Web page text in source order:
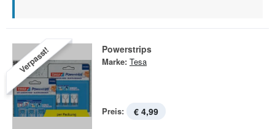
Verpasst! Powerstrips
Marke: Tesa
Preis: € 4,99